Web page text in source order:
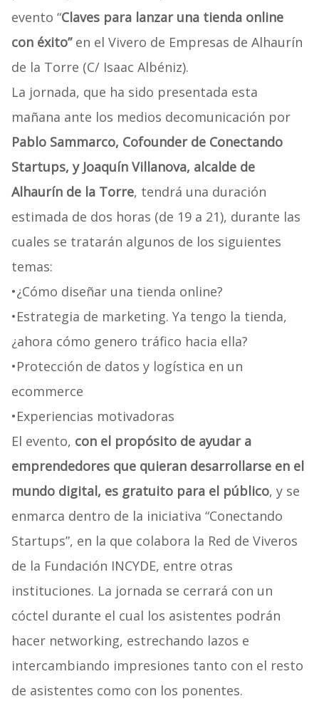
evento “Claves para lanzar una tienda online
con éxito” en el Vivero de Empresas de Alhaurín
de la Torre (C/ Isaac Albéniz).
La jornada, que ha sido presentada esta
mañana ante los medios decomunicación por
Pablo Sammarco, Cofounder de Conectando
Startups, y Joaquín Villanova, alcalde de
Alhaurín de la Torre, tendrá una duración
estimada de dos horas (de 19 a 21), durante las
cuales se tratarán algunos de los siguientes
temas:
•¿Cómo diseñar una tienda online?
•Estrategia de marketing. Ya tengo la tienda,
¿ahora cómo genero tráfico hacia ella?
•Protección de datos y logística en un
ecommerce
•Experiencias motivadoras
El evento, con el propósito de ayudar a
emprendedores que quieran desarrollarse en el
mundo digital, es gratuito para el público, y se
enmarca dentro de la iniciativa “Conectando
Startups”, en la que colabora la Red de Viveros
de la Fundación INCYDE, entre otras
instituciones. La jornada se cerrará con un
cóctel durante el cual los asistentes podrán
hacer networking, estrechando lazos e
intercambiando impresiones tanto con el resto
de asistentes como con los ponentes.